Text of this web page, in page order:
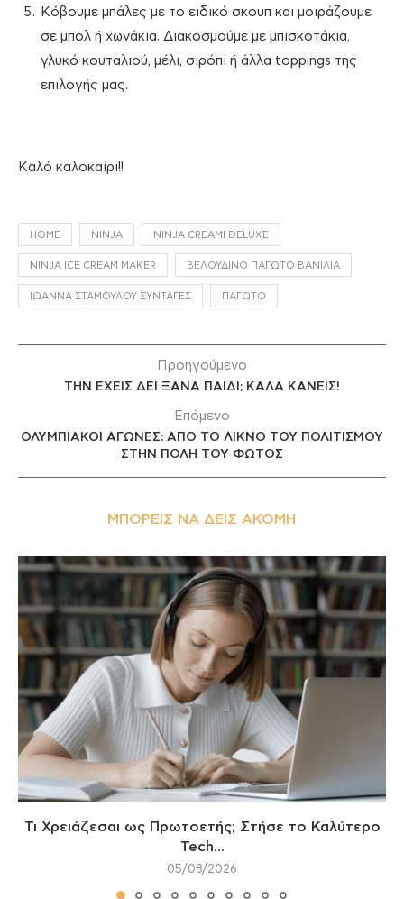
Κόβουμε μπάλες με το ειδικό σκουπ και μοιράζουμε
σε μπολ ή χωνάκια. Διακοσμούμε με μπισκοτάκια,
γλυκό κουταλιού, μέλι, σιρόπι ή άλλα toppings της
επιλογής μας.
Καλό καλοκαίρι!!
HOME NINJA NINJA CREAMI DELUXE
NINJA ICE CREAM MAKER ΒΕΛΟΎΔΙΝΟ ΠΑΓΩΤΌ ΒΑΝΊΛΙΑ
ΙΩΆΝΝΑ ΣΤΑΜΟΎΛΟΥ ΣΥΝΤΑΓΈΣ ΠΑΓΩΤΌ
Προηγούμενο
ΤΗΝ ΕΧΕΙΣ ΔΕΙ ΞΑΝΑ ΠΑΙΔΙ; ΚΑΛΑ ΚΑΝΕΙΣ!
Επόμενο
ΟΛΥΜΠΙΑΚΟΙ ΑΓΩΝΕΣ: ΑΠΟ ΤΟ ΛΙΚΝΟ ΤΟΥ ΠΟΛΙΤΙΣΜΟΥ
ΣΤΗΝ ΠΟΛΗ ΤΟΥ ΦΩΤΟΣ
ΜΠΟΡΕΊΣ ΝΑ ΔΕΙΣ ΑΚΌΜΗ
Τι Χρειάζεσαι ως Πρωτοετής; Στήσε το Καλύτερο
Tech...
05/08/2026